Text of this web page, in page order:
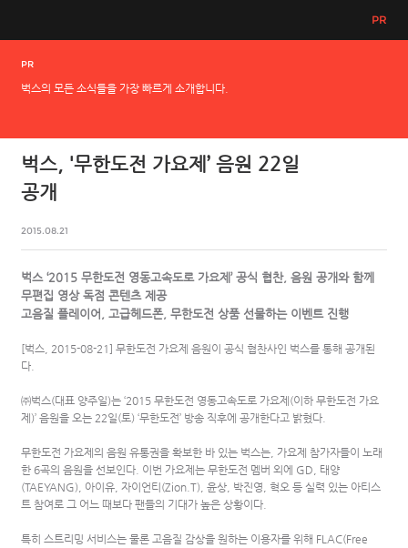
PR
PR
벅스의 모든 소식들을 가장 빠르게 소개합니다.
벅스, '무한도전 가요제’ 음원 22일
공개
2015.08.21
벅스 ‘2015 무한도전 영동고속도로 가요제’ 공식 협찬, 음원 공개와 함께
무편집 영상 독점 콘텐츠 제공
고음질 플레이어, 고급헤드폰, 무한도전 상품 선물하는 이벤트 진행
[벅스, 2015-08-21] 무한도전 가요제 음원이 공식 협찬사인 벅스를 통해 공개된
다.
㈜벅스(대표 양주일)는 ‘2015 무한도전 영동고속도로 가요제(이하 무한도전 가요
제)’ 음원을 오는 22일(토) ‘무한도전’ 방송 직후에 공개한다고 밝혔다.
무한도전 가요제의 음원 유통권을 확보한 바 있는 벅스는, 가요제 참가자들이 노래
한 6곡의 음원을 선보인다. 이번 가요제는 무한도전 멤버 외에 GD, 태양
(TAEYANG), 아이유, 자이언티(Zion.T), 윤상, 박진영, 혁오 등 실력 있는 아티스
트 참여로 그 어느 때보다 팬들의 기대가 높은 상황이다.
특히 스트리밍 서비스는 물론 고음질 감상을 원하는 이용자를 위해 FLAC(Free